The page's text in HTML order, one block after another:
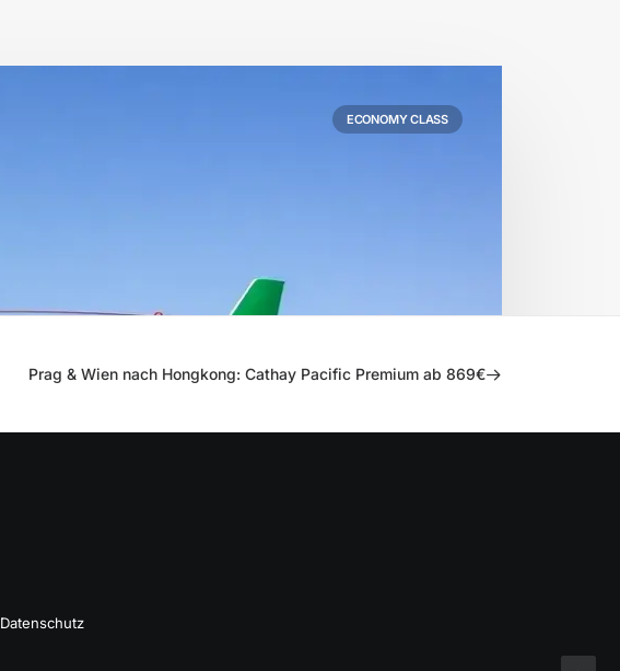
ECONOMY CLASS
Prag & Wien nach Hongkong: Cathay Pacific Premium ab 869€
Datenschutz